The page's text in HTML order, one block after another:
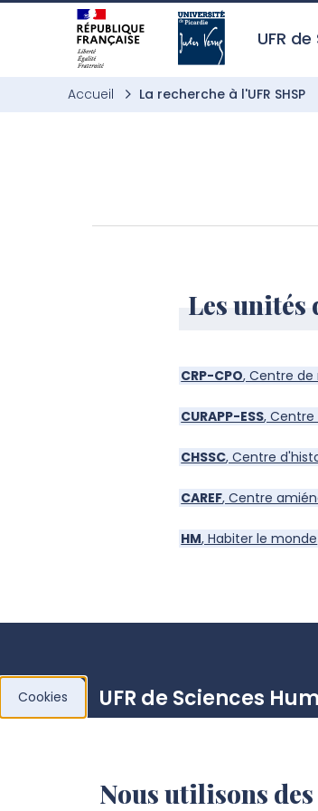
Aller à l’entête de page
Aller au menu principale
Aller au contenu principal
Aller à la recherche
Passer aux cookies
Aller au pied de page
UFR
Accueil La recherche à l'UFR SHSP
Les unités
CRP-CPO, Centre
CURAPP-ESS,
CHSSC, Centre
CAREF, Centre
HM, Habiter le monde
UFR de Sciences
Campus Citadelle
Cookies
Nous utilisons